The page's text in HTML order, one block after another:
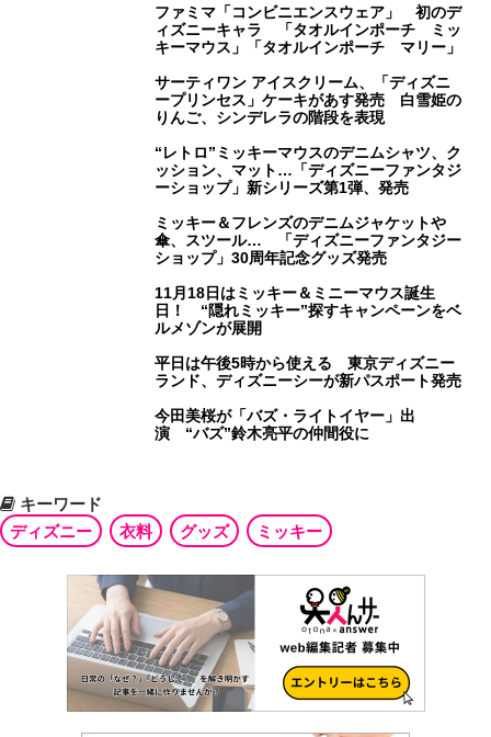
ファミマ「コンビニエンスウェア」 初のデ
ィズニーキャラ 「タオルインポーチ ミッ
キーマウス」「タオルインポーチ マリー」
サーティワン アイスクリーム、「ディズニ
ープリンセス」ケーキがあす発売 白雪姫の
りんご、シンデレラの階段を表現
“レトロ”ミッキーマウスのデニムシャツ、ク
ッション、マット…「ディズニーファンタジ
ーショップ」新シリーズ第1弾、発売
ミッキー＆フレンズのデニムジャケットや
傘、スツール… 「ディズニーファンタジー
ショップ」30周年記念グッズ発売
11月18日はミッキー＆ミニーマウス誕生
日！ “隠れミッキー”探すキャンペーンをベ
ルメゾンが展開
平日は午後5時から使える 東京ディズニー
ランド、ディズニーシーが新パスポート発売
今田美桜が「バズ・ライトイヤー」出
演 “バズ”鈴木亮平の仲間役に
キーワード
ディズニー
衣料 グッズ ミッキー